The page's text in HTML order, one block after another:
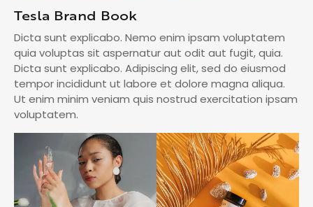
Tesla Brand Book
Dicta sunt explicabo. Nemo enim ipsam voluptatem
quia voluptas sit aspernatur aut odit aut fugit, quia.
Dicta sunt explicabo. Adipiscing elit, sed do eiusmod
tempor incididunt ut labore et dolore magna aliqua.
Ut enim minim veniam quis nostrud exercitation ipsam
voluptatem.